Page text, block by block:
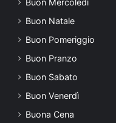
Buon Mercoledì
Buon Natale
Buon Pomeriggio
Buon Pranzo
Buon Sabato
Buon Venerdì
Buona Cena